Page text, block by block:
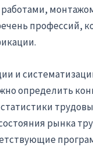
профессий,
и
определить
рынка